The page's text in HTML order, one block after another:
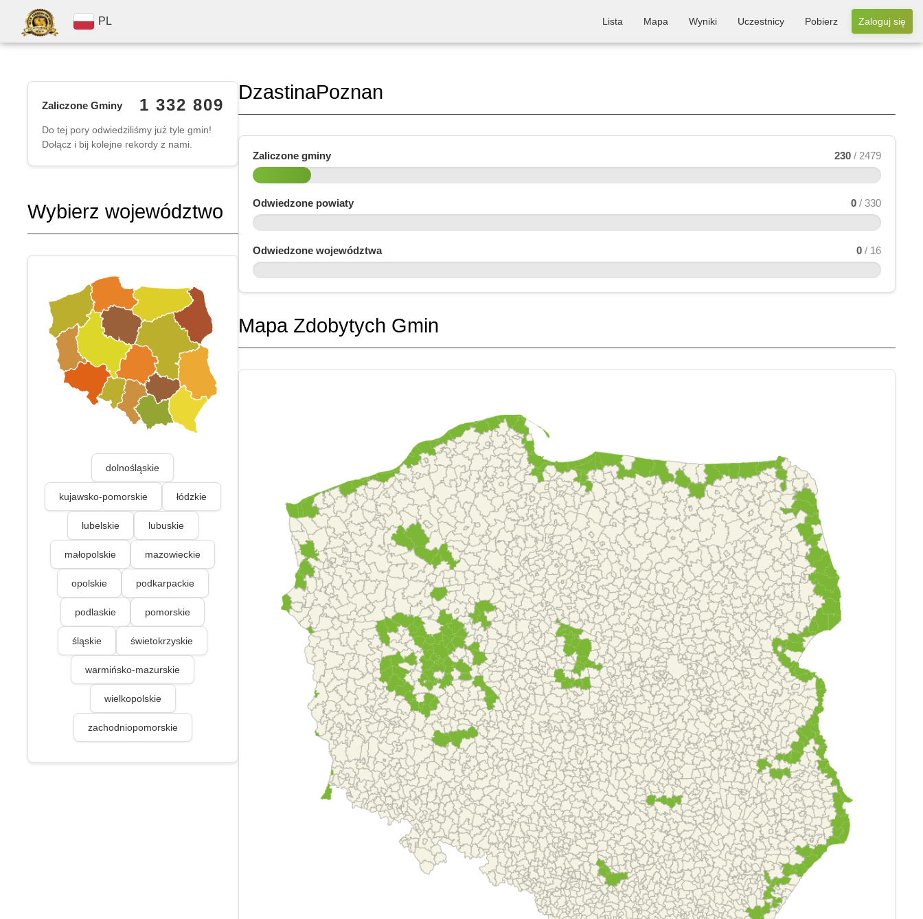
PL Lista Mapa Wyniki Uczestnicy Pobierz Zaloguj się
Zaliczone Gminy 1 332 809
Do tej pory odwiedziliśmy już tyle gmin!
Dołącz i bij kolejne rekordy z nami.
Wybierz województwo
dolnośląskie
kujawsko-pomorskie łódzkie
lubelskie lubuskie
małopolskie mazowieckie
opolskie podkarpackie
podlaskie pomorskie
śląskie świetokrzyskie
warmińsko-mazurskie
wielkopolskie
zachodniopomorskie
DzastinaPoznan
Zaliczone gminy 230 / 2479
Odwiedzone powiaty 0 / 330
Odwiedzone województwa 0 / 16
Mapa Zdobytych Gmin